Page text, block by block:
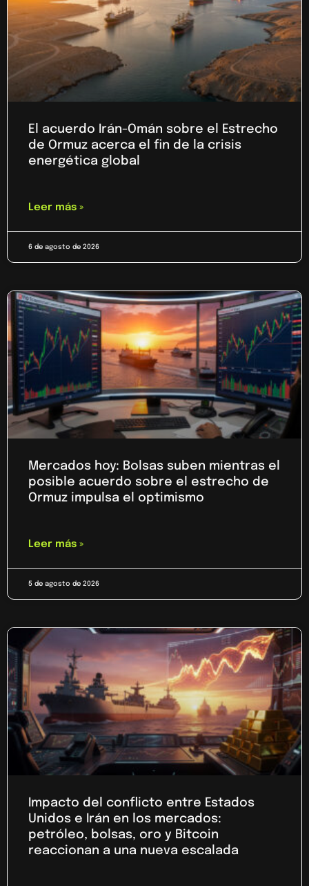
El acuerdo Irán-Omán sobre el Estrecho
de Ormuz acerca el fin de la crisis
energética global
Leer más »
6 de agosto de 2026
Mercados hoy: Bolsas suben mientras el
posible acuerdo sobre el estrecho de
Ormuz impulsa el optimismo
Leer más »
5 de agosto de 2026
Impacto del conflicto entre Estados
Unidos e Irán en los mercados:
petróleo, bolsas, oro y Bitcoin
reaccionan a una nueva escalada